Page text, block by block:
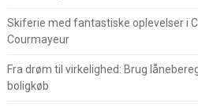
Skiferie med fantastiske oplevelser i
Courmayeur
Fra drøm til virkelighed: Brug
boligkøb